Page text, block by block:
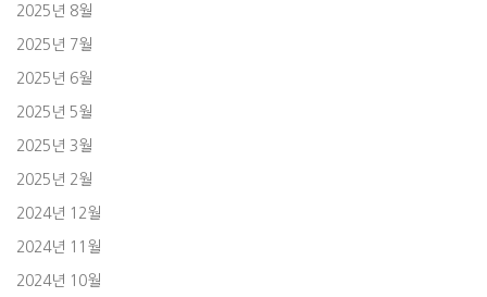
2025년 8월
2025년 7월
2025년 6월
2025년 5월
2025년 3월
2025년 2월
2024년 12월
2024년 11월
2024년 10월